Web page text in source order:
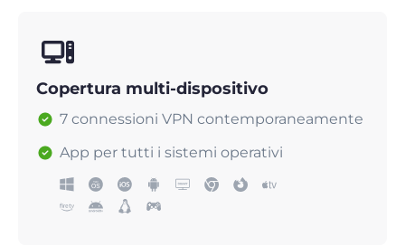
Copertura multi-dispositivo
7 connessioni VPN contemporaneamente
App per tutti i sistemi operativi